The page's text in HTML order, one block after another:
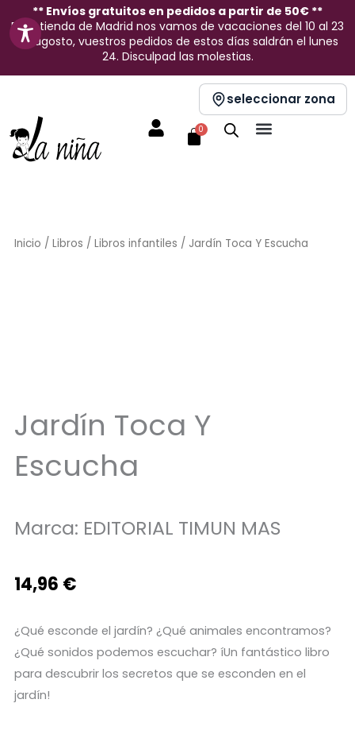
contenido
** Envíos gratuitos en pedidos a partir de 50€ **
En la tienda de Madrid nos vamos de vacaciones del 10 al 23
de agosto, vuestros pedidos de estos días saldrán el lunes
24. Disculpad las molestias.
seleccionar zona
0
Carrito
Inicio / Libros / Libros infantiles / Jardín Toca Y Escucha
Jardín Toca Y
Escucha
Marca: EDITORIAL TIMUN MAS
14,96 €
¿Qué esconde el jardín? ¿Qué animales encontramos?
¿Qué sonidos podemos escuchar? íUn fantástico libro
para descubrir los secretos que se esconden en el
jardín!